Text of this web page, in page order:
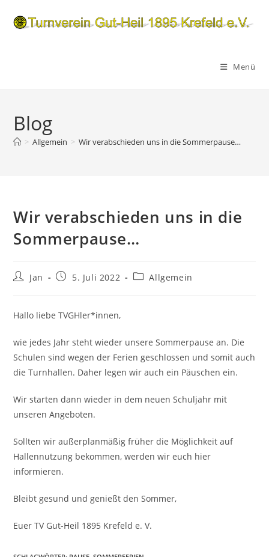
Inhalt
Menü
Blog
> Allgemein > Wir verabschieden uns in die Sommerpause…
Wir verabschieden uns in die
Sommerpause…
Beitrags-
Jan
Beitrag5. Juli 2022
Beitrags-
Allgemein
Hallo liebe TVGHler*innen,
wie jedes Jahr steht wieder unsere Sommerpause an. Die
Schulen sind wegen der Ferien geschlossen und somit auch
die Turnhallen. Daher legen wir auch ein Päuschen ein.
Wir starten dann wieder in dem neuen Schuljahr mit
unseren Angeboten.
Sollten wir außerplanmäßig früher die Möglichkeit auf
Hallennutzung bekommen, werden wir euch hier
informieren.
Bleibt gesund und genießt den Sommer,
Euer TV Gut-Heil 1895 Krefeld e. V.